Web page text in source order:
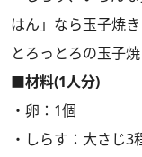
はん」なら玉子焼
とろっとろの玉子焼
■材料(1人分)
・卵：1個
・しらす：大さじ3